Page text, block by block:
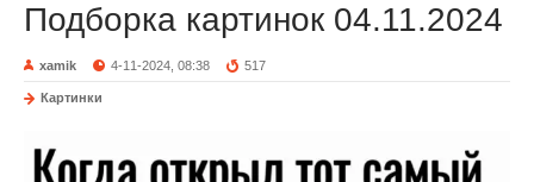
Подборка картинок 04.11.2024
xamik 4-11-2024, 08:38 517
Картинки